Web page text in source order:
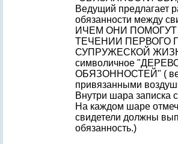
Ведущий предлагает
обязанности между
ИЧЕМ ОНИ
ТЕЧЕНИИ ПЕРВОГО
СУПРУЖЕСКОЙ
символичное
ОБЯЗОННОСТЕЙ" (
привязанными
Внутри шара записка
На каждом шаре
свидетели должны
обязанность.)